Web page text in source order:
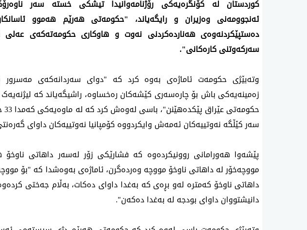
سەرکەوتنی کارەکانی".
سەر کێڵگە نەوتییەکان ئەمەش وایکردووە کۆمپانیا نەوتییەکان داوای
دانیشتووان داوای بودجە لە بەغدا دەکەن".